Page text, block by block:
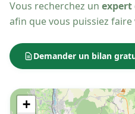
Vous recherchez un
afin que vous puissiez faire
Demander un bilan
+